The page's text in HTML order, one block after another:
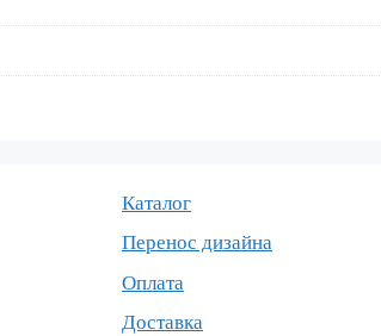
Каталог
Перенос дизайна
Оплата
Доставка